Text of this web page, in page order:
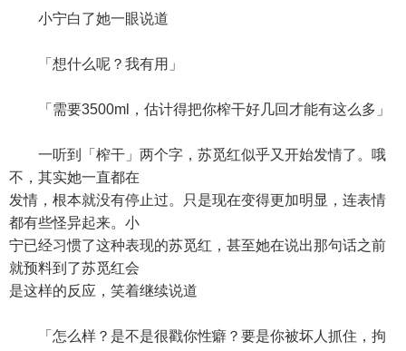
小宁白了她一眼说道
「想什么呢？我有用」
「需要3500ml，估计得把你榨干好几回才能有这么多」
一听到「榨干」两个字，苏觅红似乎又开始发情了。哦
不，其实她一直都在
发情，根本就没有停止过。只是现在变得更加明显，连表情
都有些怪异起来。小
宁已经习惯了这种表现的苏觅红，甚至她在说出那句话之前
就预料到了苏觅红会
是这样的反应，笑着继续说道
「怎么样？是不是很戳你性癖？要是你被坏人抓住，拘